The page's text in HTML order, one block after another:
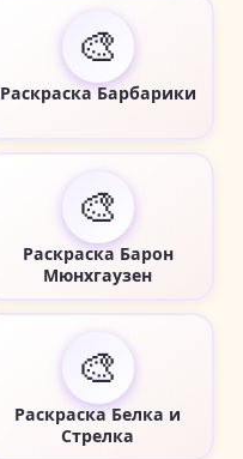
🎨
Раскраска Барбарики
🎨
Раскраска Барон
Мюнхгаузен
🎨
Раскраска Белка и
Стрелка